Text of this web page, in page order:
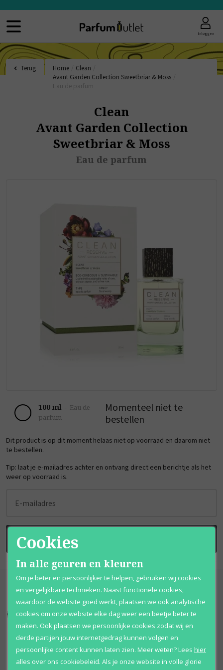
Inloggen
Terug Home Clean
Avant Garden Collection Sweetbriar & Moss
Clean
Avant Garden Collection
Sweetbriar & Moss
Eau de parfum
100 ml - Eau de
parfum
Momenteel niet te
bestellen
Dit product is op dit moment helaas niet op voorraad en daarom niet
te bestellen.
Tip: laat je e-mailadres achter en ontvang direct een berichtje als het
weer op voorraad is.
E-mailadres
BRENG ME OP DE HOOGTE
Kortingen tot wel 70% Al 12 jaar voordelig
100% originele parfums Afhalen mogelijk
Qshops Keurmerk
Cookies
In alle geuren en kleuren
Om je beter en persoonlijker te helpen, gebruiken wij cookies
en vergelijkbare technieken. Naast functionele cookies,
waardoor de website goed werkt, plaatsen we ook analytische
cookies om onze website elke dag weer een beetje beter te
maken. Ook plaatsen we persoonlijke cookies zodat wij en
derde partijen jouw internetgedrag kunnen volgen en
persoonlijke content kunnen laten zien. Meer weten?Lees hier
alles over ons cookiebeleid. Als je onze website in volle glorie